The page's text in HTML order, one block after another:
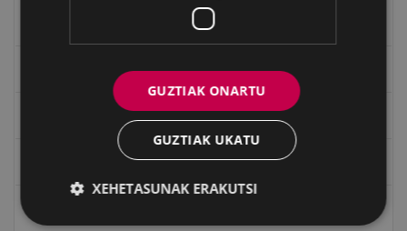
"Gure Herria" aldizkaria
Txostenak eta dokumentuak
GUZTIAK ONARTU
GUZTIAK UKATU
XEHETASUNAK ERAKUTSI